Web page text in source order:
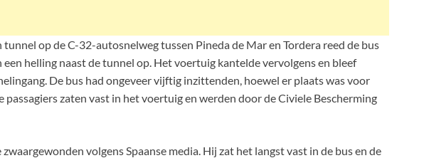
tunnel op de C-32-autosnelweg tussen Pineda de Mar en Tordera reed de bus
helling naast de tunnel op. Het voertuig kantelde vervolgens en bleef
De bus had ongeveer vijftig inzittenden, hoewel er plaats was voor
passagiers zaten vast in het voertuig en werden door de Civiele Bescherming
volgens Spaanse media. Hij zat het langst vast in de bus en de